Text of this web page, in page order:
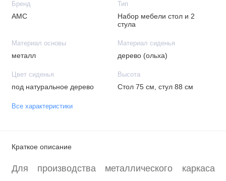
Бренд
АМС
Тип
Набор мебели стол и 2
стула
Материал основы
металл
Материал сиденья
дерево (ольха)
Цвет сиденья
под натуральное дерево
Высота
Стол 75 см, стул 88 см
Все характеристики
Краткое описание
Для производства металлического каркаса